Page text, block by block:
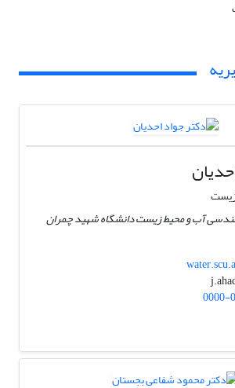
آب و محیط زیست دانشگاه شهید چمران
0000-